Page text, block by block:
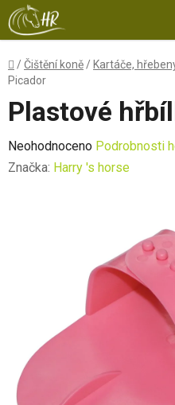
Přejít
na
obsah
Domů
/ Čištění koně / Kartáče,
Picador
Plastové
Průměrné
hodnocení
Neohodnoceno Podrobnosti
Značka: Harry 's horse